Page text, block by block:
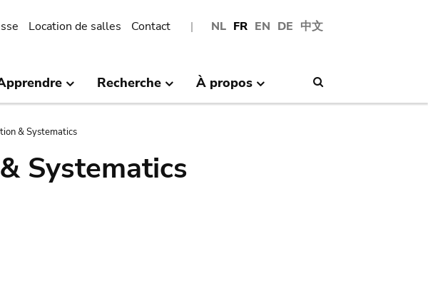
NL FR EN DE 中文
Location de salles Contact
Recherche À propos
& Systematics
Systematics